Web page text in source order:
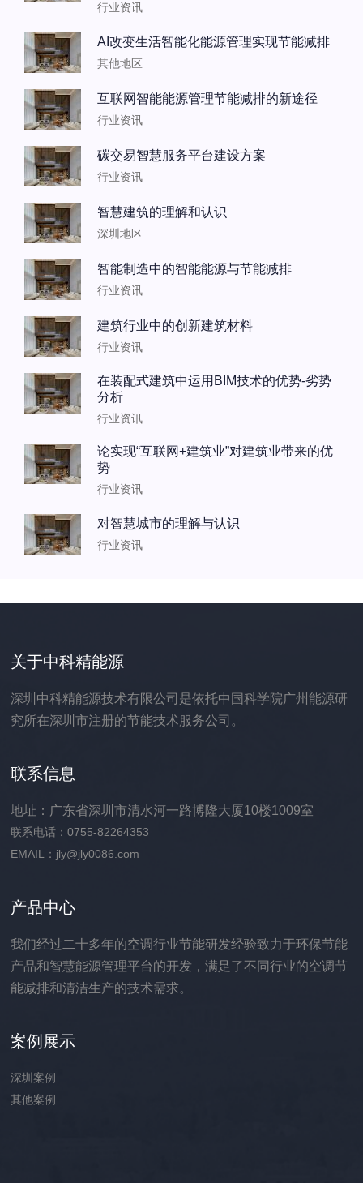
行业资讯
AI改变生活智能化能源管理实现节能减排
其他地区
互联网智能能源管理节能减排的新途径
行业资讯
碳交易智慧服务平台建设方案
行业资讯
智慧建筑的理解和认识
深圳地区
智能制造中的智能能源与节能减排
行业资讯
建筑行业中的创新建筑材料
行业资讯
在装配式建筑中运用BIM技术的优势-劣势
分析
行业资讯
论实现“互联网+建筑业”对建筑业带来的优
势
行业资讯
对智慧城市的理解与认识
行业资讯
关于中科精能源
深圳中科精能源技术有限公司是依托中国科学院广州能源研
究所在深圳市注册的节能技术服务公司。
联系信息
地址：广东省深圳市清水河一路博隆大厦10楼1009室
联系电话：0755-82264353
EMAIL：jly@jly0086.com
产品中心
我们经过二十多年的空调行业节能研发经验致力于环保节能
产品和智慧能源管理平台的开发，满足了不同行业的空调节
能减排和清洁生产的技术需求。
案例展示
深圳案例
其他案例